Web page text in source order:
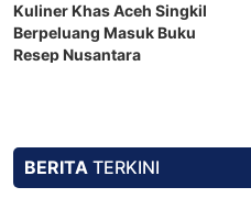
Kuliner Khas Aceh Singkil
Berpeluang Masuk Buku
Resep Nusantara
BERITA TERKINI